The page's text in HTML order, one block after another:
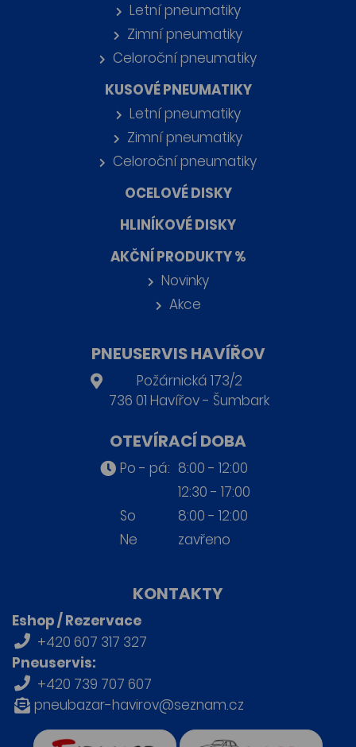
Letní pneumatiky
Zimní pneumatiky
Celoroční pneumatiky
KUSOVÉ PNEUMATIKY
Letní pneumatiky
Zimní pneumatiky
Celoroční pneumatiky
OCELOVÉ DISKY
HLINÍKOVÉ DISKY
AKČNÍ PRODUKTY %
Novinky
Akce
PNEUSERVIS HAVÍŘOV
Požárnická 173/2
736 01 Havířov - Šumbark
OTEVÍRACÍ DOBA
Po - pá: 8:00 - 12:00
12:30 - 17:00
So
8:00 - 12:00
Ne
zavřeno
KONTAKTY
Eshop / Rezervace
+420 607 317 327
Pneuservis:
+420 739 707 607
pneubazar-havirov@seznam.cz
Retro auta Havířov